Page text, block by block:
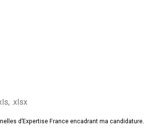
.xlsx
d’Expertise France encadrant ma candidature.